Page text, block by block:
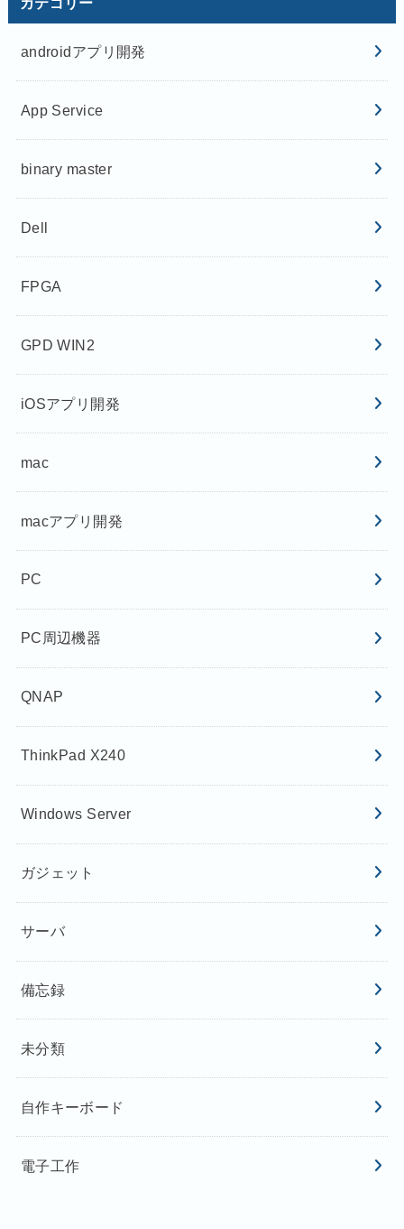
androidアプリ開発
App Service
binary master
Dell
FPGA
GPD WIN2
iOSアプリ開発
mac
macアプリ開発
PC
PC周辺機器
QNAP
ThinkPad X240
Windows Server
ガジェット
サーバ
備忘録
未分類
自作キーボード
電子工作